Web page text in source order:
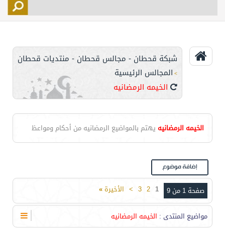
التحكم
شبكة قحطان - مجالس قحطان - منتديات قحطان
> المجالس الرئيسية
الخيمه الرمضانيه
الخيمه الرمضانيه يهتم بالمواضيع الرمضانيه من أحكام ومواعظ
صفحة 1 من 9 1
2
3
> الأخيرة»
مواضيع المنتدى : الخيمه الرمضانيه